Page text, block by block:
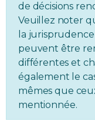
Environnement
Rabais APQ
App APQ
Médias
de décisions
Veuillez noter
la
peuvent être
différentes et
également le
mêmes que
mentionnée.